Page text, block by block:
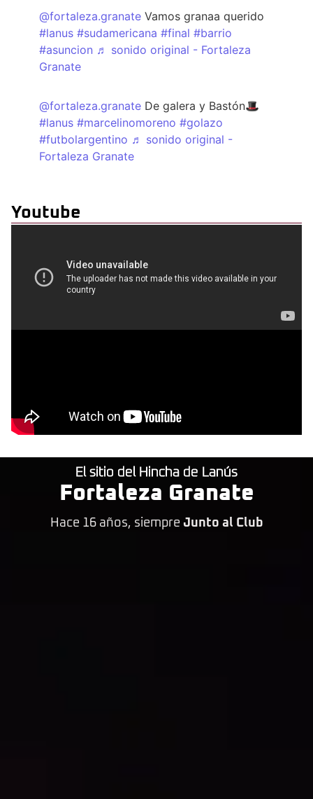
@fortaleza.granate Vamos granaa querido
#lanus #sudamericana #final #barrio
#asuncion ♬ sonido original - Fortaleza
Granate
@fortaleza.granate De galera y Bastón🎩
#lanus #marcelinomoreno #golazo
#futbolargentino ♬ sonido original -
Fortaleza Granate
Youtube
El sitio del Hincha de Lanús
Fortaleza Granate
Hace 16 años, siempre Junto al Club